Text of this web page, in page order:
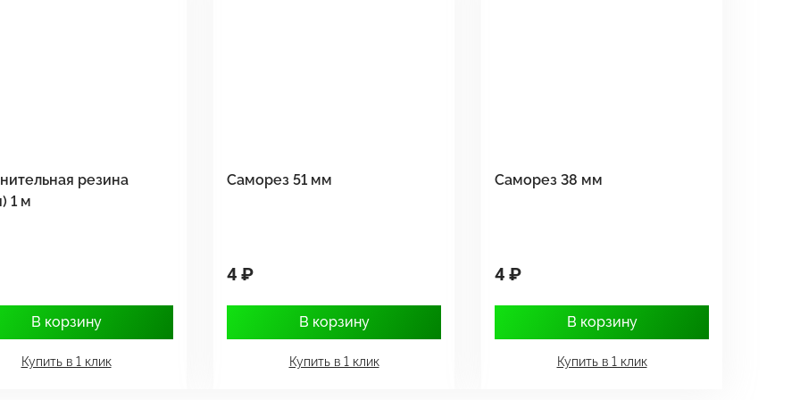
резина
1 м
В корзину
Купить в 1 клик
Саморез 51 мм
4 ₽
В корзину
Купить в 1 клик
Саморез 38 мм
4 ₽
В корзину
Купить в 1 клик